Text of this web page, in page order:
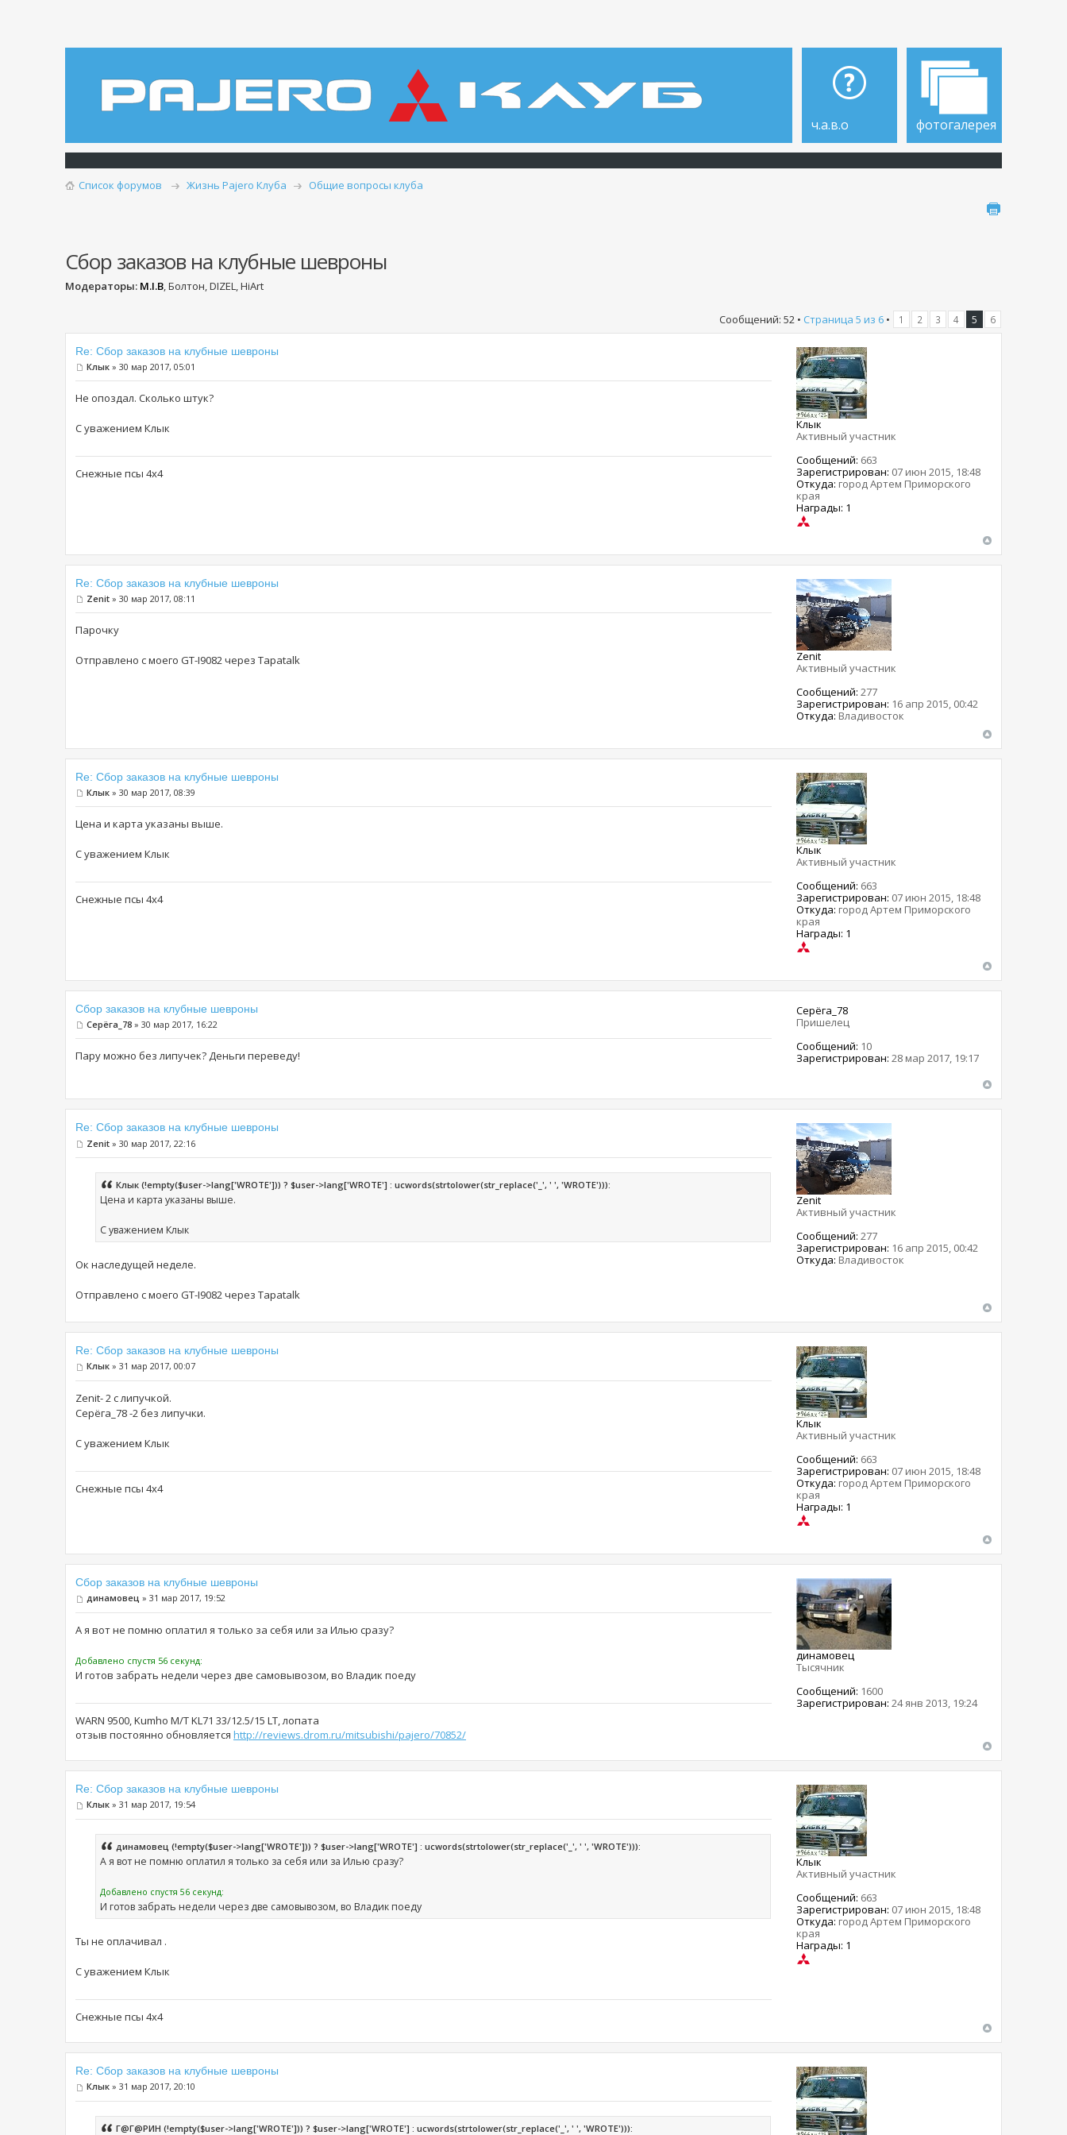
ч.а.в.о фотогалерея
Список форумов Жизнь Pajero Клуба Общие вопросы клуба
Сбор заказов на клубные шевроны
Модераторы: M.I.B, Болтон, DIZEL, HiArt
Сообщений: 52 • Страница 5 из 6 • 1 2 3 4 5 6
Re: Сбор заказов на клубные шевроны
Клык » 30 мар 2017, 05:01
Не опоздал. Сколько штук?
С уважением Клык
Снежные псы 4х4
Клык
Активный участник
Сообщений: 663
Зарегистрирован: 07 июн 2015, 18:48
Откуда: город Артем Приморского
края
Награды: 1
Re: Сбор заказов на клубные шевроны
Zenit » 30 мар 2017, 08:11
Парочку
Отправлено с моего GT-I9082 через Tapatalk
Zenit
Активный участник
Сообщений: 277
Зарегистрирован: 16 апр 2015, 00:42
Откуда: Владивосток
Re: Сбор заказов на клубные шевроны
Клык » 30 мар 2017, 08:39
Цена и карта указаны выше.
С уважением Клык
Снежные псы 4х4
Клык
Активный участник
Сообщений: 663
Зарегистрирован: 07 июн 2015, 18:48
Откуда: город Артем Приморского
края
Награды: 1
Сбор заказов на клубные шевроны
Серёга_78 » 30 мар 2017, 16:22
Пару можно без липучек? Деньги переведу!
Серёга_78
Пришелец
Сообщений: 10
Зарегистрирован: 28 мар 2017, 19:17
Re: Сбор заказов на клубные шевроны
Zenit » 30 мар 2017, 22:16
Клык (!empty($user->lang['WROTE'])) ? $user->lang['WROTE'] : ucwords(strtolower(str_replace('_', ' ', 'WROTE'))):
Цена и карта указаны выше.
С уважением Клык
Ок наследущей неделе.
Отправлено с моего GT-I9082 через Tapatalk
Zenit
Активный участник
Сообщений: 277
Зарегистрирован: 16 апр 2015, 00:42
Откуда: Владивосток
Re: Сбор заказов на клубные шевроны
Клык » 31 мар 2017, 00:07
Zenit- 2 с липучкой.
Серёга_78 -2 без липучки.
С уважением Клык
Снежные псы 4х4
Клык
Активный участник
Сообщений: 663
Зарегистрирован: 07 июн 2015, 18:48
Откуда: город Артем Приморского
края
Награды: 1
Сбор заказов на клубные шевроны
динамовец » 31 мар 2017, 19:52
А я вот не помню оплатил я только за себя или за Илью сразу?
Добавлено спустя 56 секунд:
И готов забрать недели через две самовывозом, во Владик поеду
WARN 9500, Kumho M/T KL71 33/12.5/15 LT, лопата
отзыв постоянно обновляется http://reviews.drom.ru/mitsubishi/pajero/70852/
динамовец
Тысячник
Сообщений: 1600
Зарегистрирован: 24 янв 2013, 19:24
Re: Сбор заказов на клубные шевроны
Клык » 31 мар 2017, 19:54
динамовец (!empty($user->lang['WROTE'])) ? $user->lang['WROTE'] : ucwords(strtolower(str_replace('_', ' ', 'WROTE'))):
А я вот не помню оплатил я только за себя или за Илью сразу?
Добавлено спустя 56 секунд:
И готов забрать недели через две самовывозом, во Владик поеду
Ты не оплачивал .
С уважением Клык
Снежные псы 4х4
Клык
Активный участник
Сообщений: 663
Зарегистрирован: 07 июн 2015, 18:48
Откуда: город Артем Приморского
края
Награды: 1
Re: Сбор заказов на клубные шевроны
Клык » 31 мар 2017, 20:10
Г@Г@РИН (!empty($user->lang['WROTE'])) ? $user->lang['WROTE'] : ucwords(strtolower(str_replace('_', ' ', 'WROTE'))):